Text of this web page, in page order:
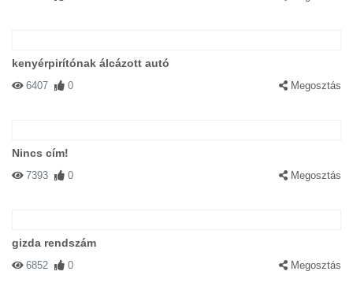
kenyérpirítónak álcázott autó
6407 0 Megosztás
Nincs cím!
7393 0 Megosztás
gizda rendszám
6852 0 Megosztás